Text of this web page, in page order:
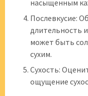
насыщенным
Послевкусие:
длительность
может быть
сухим.
Сухость:
ощущение